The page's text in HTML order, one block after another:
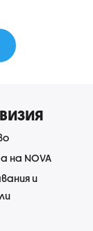
на NOVA
и